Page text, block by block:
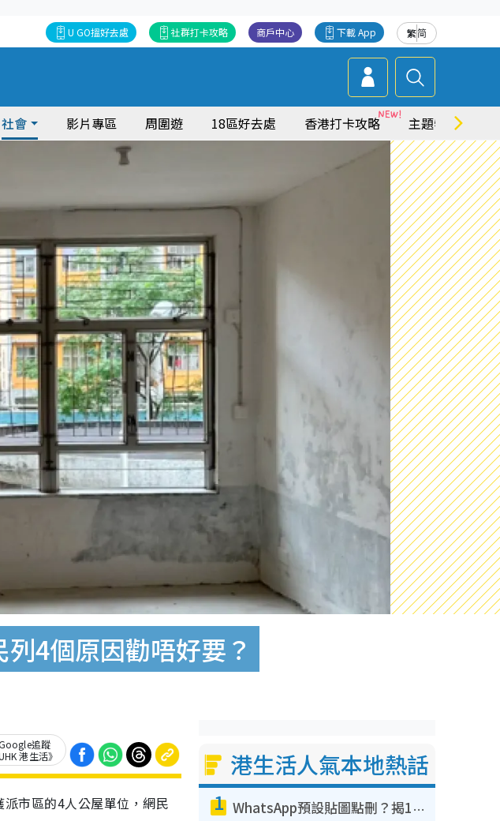
繁简
下載 App
商戶中心
社群打卡攻略
U GO搵好去處
社會 影片專區 周圍遊 18區好去處 香港打卡攻略 主題特集
4個原因勸唔好要？
追蹤
港生活》
市區的4人公屋單位，網民
港生活人氣本地熱話
1 WhatsApp預設貼圖點刪？揭1招「反向操作」還原簡潔介面 附3步實測教學